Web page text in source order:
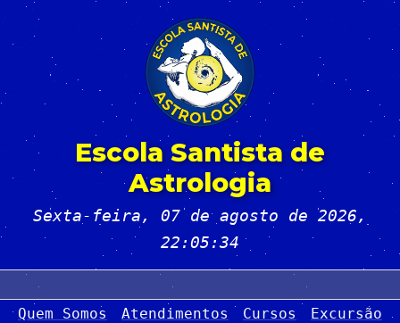
Escola Santista de
Astrologia
Sexta-feira, 07 de agosto de 2026 ,
22:05:34
Quem Somos Atendimentos Cursos
Excursão